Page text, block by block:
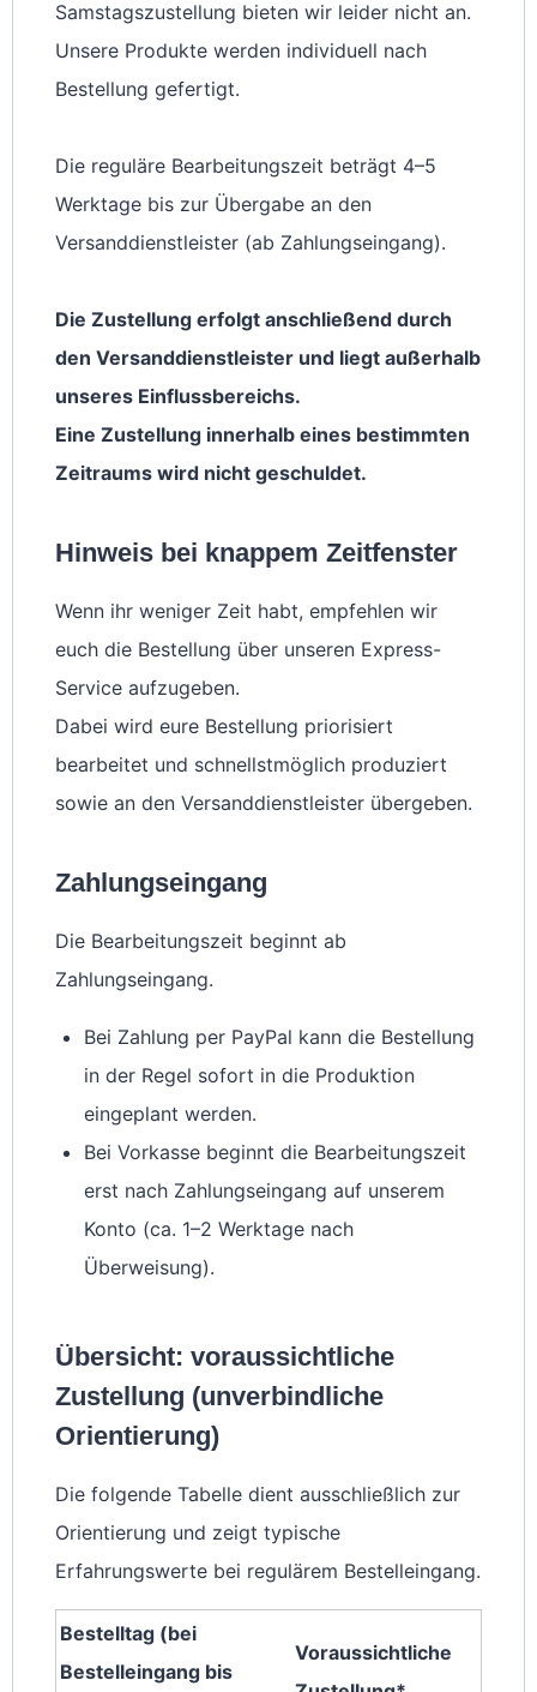
Samstagszustellung bieten wir leider nicht an.
Unsere Produkte werden individuell nach
Bestellung gefertigt.
Die reguläre Bearbeitungszeit beträgt 4–5
Werktage bis zur Übergabe an den
Versanddienstleister (ab Zahlungseingang).
Die Zustellung erfolgt anschließend durch
den Versanddienstleister und liegt außerhalb
unseres Einflussbereichs.
Eine Zustellung innerhalb eines bestimmten
Zeitraums wird nicht geschuldet.
Hinweis bei knappem Zeitfenster
Wenn ihr weniger Zeit habt, empfehlen wir
euch die Bestellung über unseren Express-
Service aufzugeben.
Dabei wird eure Bestellung priorisiert
bearbeitet und schnellstmöglich produziert
sowie an den Versanddienstleister übergeben.
Zahlungseingang
Die Bearbeitungszeit beginnt ab
Zahlungseingang.
Bei Zahlung per PayPal kann die Bestellung
in der Regel sofort in die Produktion
eingeplant werden.
Bei Vorkasse beginnt die Bearbeitungszeit
erst nach Zahlungseingang auf unserem
Konto (ca. 1–2 Werktage nach
Überweisung).
Übersicht: voraussichtliche
Zustellung (unverbindliche
Orientierung)
Die folgende Tabelle dient ausschließlich zur
Orientierung und zeigt typische
Erfahrungswerte bei regulärem Bestelleingang.
Bestelltag (bei
Bestelleingang bis
Voraussichtliche